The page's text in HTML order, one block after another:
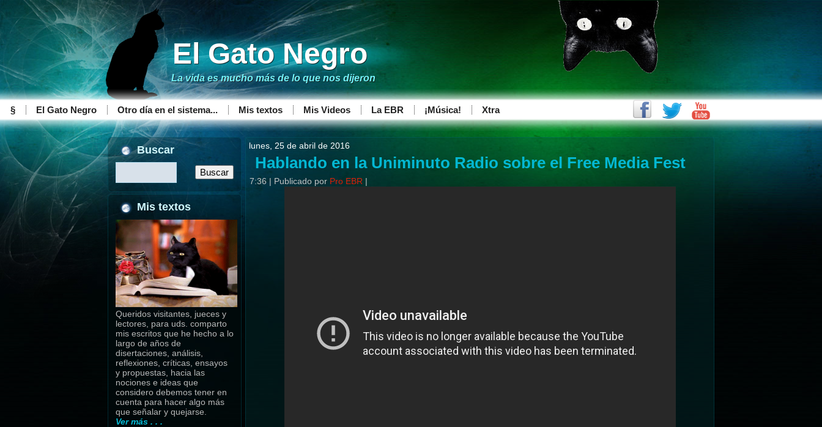
El Gato Negro
La vida es mucho más de lo que nos dijeron
§ El Gato Negro Otro día en el sistema... Mis textos Mis Videos La EBR ¡Música! Xtra
Buscar
Mis textos
Queridos visitantes, jueces y
lectores, para uds. comparto
mis escritos que he hecho a lo
largo de años de
disertaciones, análisis,
reflexiones, críticas, ensayos
y propuestas, hacia las
nociones e ideas que
considero debemos tener en
cuenta para hacer algo más
que señalar y quejarse.
Ver más . . .
lunes, 25 de abril de 2016
Hablando en la Uniminuto Radio sobre el Free Media Fest
7:36 | Publicado por Pro EBR |